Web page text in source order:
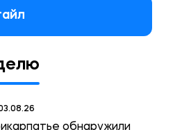
обнаружили